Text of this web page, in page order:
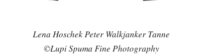
Lena Hoschek Peter Walkjanker Tanne
©Lupi Spuma Fine Photography